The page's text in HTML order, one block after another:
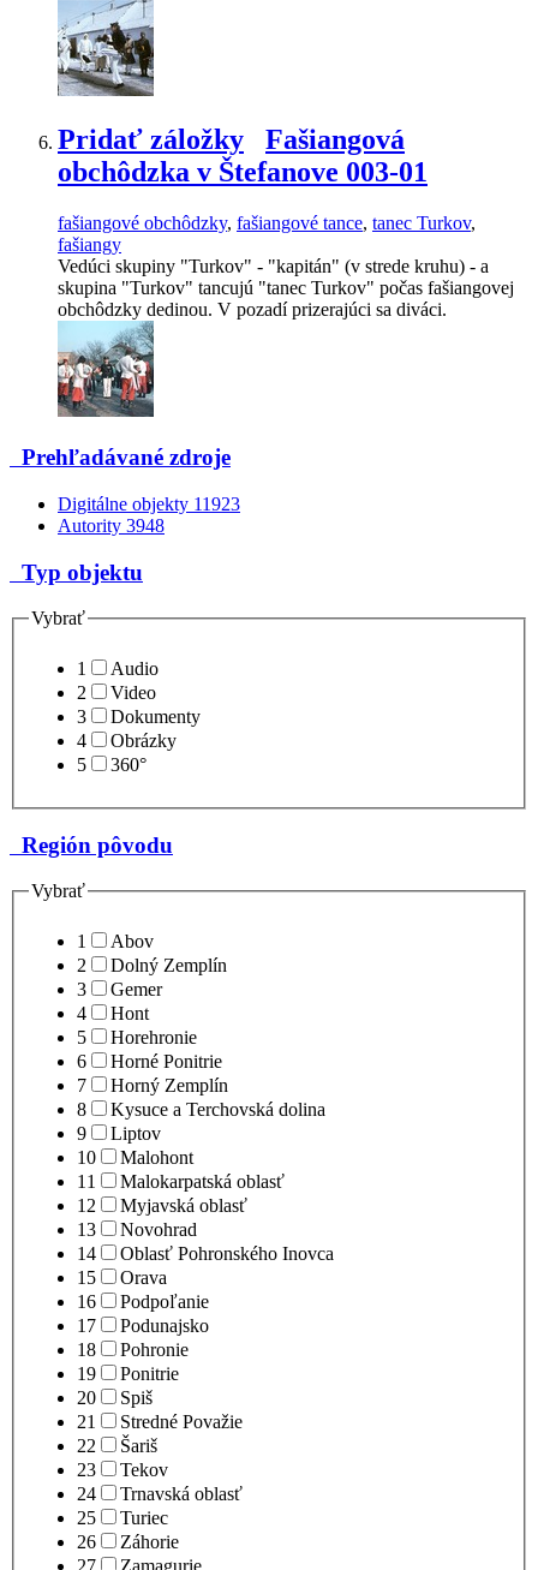
Pridať záložky
Fašiangová
obchôdzka v Štefanove 003-01
fašiangové obchôdzky, fašiangové tance, tanec Turkov,
fašiangy
Vedúci skupiny "Turkov" - "kapitán" (v strede kruhu) - a
skupina "Turkov" tancujú "tanec Turkov" počas fašiangovej
obchôdzky dedinou. V pozadí prizerajúci sa diváci.
Prehľadávané zdroje
Digitálne objekty 11923
Autority 3948
Typ objektu
Vybrať
1
Audio
2
Video
3
Dokumenty
4
Obrázky
5
360°
Región pôvodu
Vybrať
1
Abov
2
Dolný Zemplín
3
Gemer
4
Hont
5
Horehronie
6
Horné Ponitrie
7
Horný Zemplín
8
Kysuce a Terchovská dolina
9
Liptov
10
Malohont
11
Malokarpatská oblasť
12
Myjavská oblasť
13
Novohrad
14
Oblasť Pohronského Inovca
15
Orava
16
Podpoľanie
17
Podunajsko
18
Pohronie
19
Ponitrie
20
Spiš
21
Stredné Považie
22
Šariš
23
Tekov
24
Trnavská oblasť
25
Turiec
26
Záhorie
27
Zamagurie